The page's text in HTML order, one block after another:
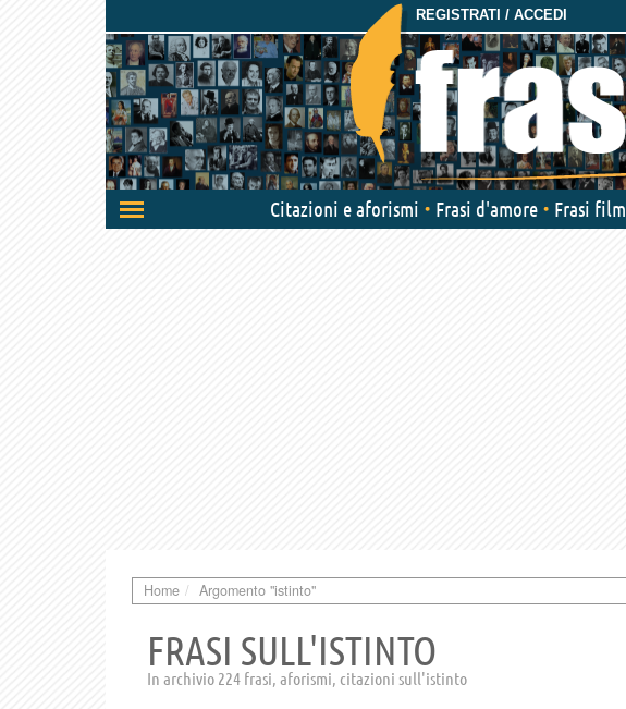
REGISTRATI / ACCEDI
Attiva/disattiva
navigazione
Citazioni e aforismi Frasi d'amore Frasi film
Home Argomento "istinto"
FRASI SULL'ISTINTO
In archivio 224 frasi, aforismi, citazioni sull'istinto